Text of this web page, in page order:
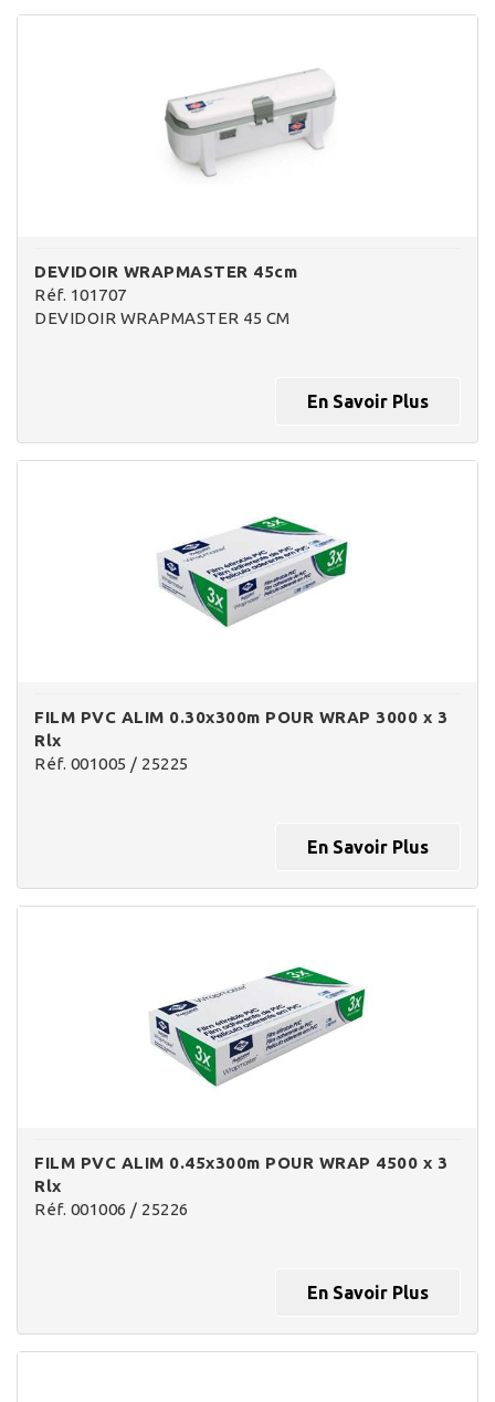
DEVIDOIR WRAPMASTER 45cm
Réf. 101707
DEVIDOIR WRAPMASTER 45 CM
En Savoir Plus
FILM PVC ALIM 0.30x300m POUR WRAP 3000 x 3
Rlx
Réf. 001005 / 25225
En Savoir Plus
FILM PVC ALIM 0.45x300m POUR WRAP 4500 x 3
Rlx
Réf. 001006 / 25226
En Savoir Plus